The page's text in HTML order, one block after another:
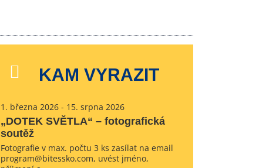
KAM VYRAZIT
1. března 2026 - 15. srpna 2026
„DOTEK SVĚTLA“ – fotografická
soutěž
Fotografie v max. počtu 3 ks zasílat na email
program@bitessko.com, uvést jméno,